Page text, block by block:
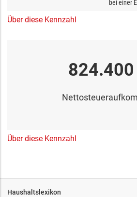
bei einer
Über diese Kennzahl
824.400
Über diese Kennzahl
Haushaltslexikon